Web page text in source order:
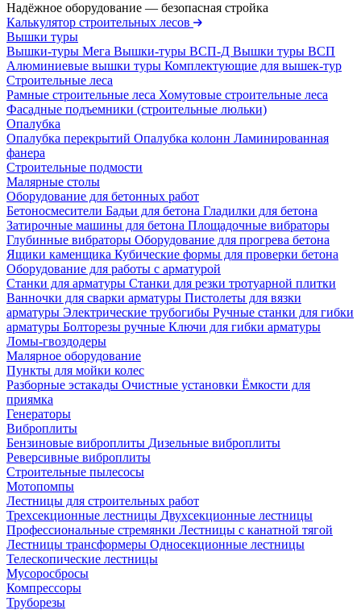
Надёжное оборудование — безопасная стройка
Калькулятор строительных лесов
Вышки туры
Вышки-туры Мега Вышки-туры ВСП-Д Вышки туры ВСП
Алюминиевые вышки туры Комплектующие для вышек-тур
Строительные леса
Рамные строительные леса Хомутовые строительные леса
Фасадные подъемники (строительные люльки)
Опалубка
Опалубка перекрытий Опалубка колонн Ламинированная
фанера
Строительные подмости
Малярные столы
Оборудование для бетонных работ
Бетоносмесители Бадьи для бетона Гладилки для бетона
Затирочные машины для бетона Площадочные вибраторы
Глубинные вибраторы Оборудование для прогрева бетона
Ящики каменщика Кубические формы для проверки бетона
Оборудование для работы с арматурой
Станки для арматуры Станки для резки тротуарной плитки
Ванночки для сварки арматуры Пистолеты для вязки
арматуры Электрические трубогибы Ручные станки для гибки
арматуры Болторезы ручные Ключи для гибки арматуры
Ломы-гвоздодеры
Малярное оборудование
Пункты для мойки колес
Разборные эстакады Очистные установки Ёмкости для
приямка
Генераторы
Виброплиты
Бензиновые виброплиты Дизельные виброплиты
Реверсивные виброплиты
Строительные пылесосы
Мотопомпы
Лестницы для строительных работ
Трехсекционные лестницы Двухсекционные лестницы
Профессиональные стремянки Лестницы с канатной тягой
Лестницы трансформеры Односекционные лестницы
Телескопические лестницы
Мусоросбросы
Компрессоры
Труборезы